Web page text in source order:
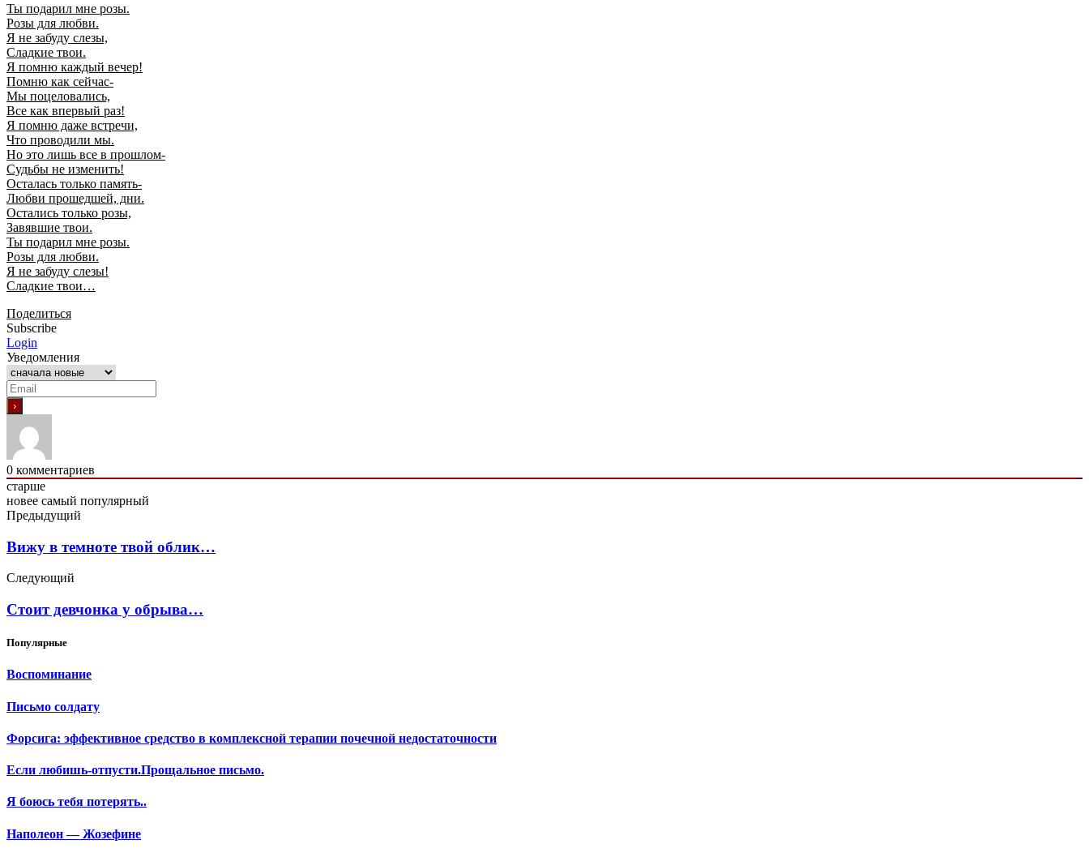
Ты подарил мне розы.
Розы для любви.
Я не забуду слезы,
Сладкие твои.
Я помню каждый вечер!
Помню как сейчас-
Мы поцеловались,
Все как впервый раз!
Я помню даже встречи,
Что проводили мы.
Но это лишь все в прошлом-
Судьбы не изменить!
Осталась только память-
Любви прошедшей, дни.
Остались только розы,
Завявшие твои.
Ты подарил мне розы.
Розы для любви.
Я не забуду слезы!
Сладкие твои…
Поделиться
Subscribe
Login
Уведомления
0 комментариев
старше
новее самый популярный
Предыдущий
Вижу в темноте твой облик…
Следующий
Стоит девчонка у обрыва…
Популярные
Воспоминание
Письмо солдату
Форсига: эффективное средство в комплексной терапии почечной недостаточности
Если любишь-отпусти.Прощальное письмо.
Я боюсь тебя потерять..
Наполеон — Жозефине